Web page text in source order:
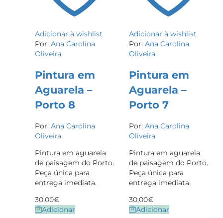
Adicionar à wishlist
Por: Ana Carolina
Oliveira
Pintura em
Aguarela –
Porto 8
Por: Ana Carolina
Oliveira
Pintura em aguarela
de paisagem do Porto.
Peça única para
entrega imediata.
30,00€
Adicionar
Adicionar à wishlist
Por: Ana Carolina
Oliveira
Pintura em
Aguarela –
Porto 7
Por: Ana Carolina
Oliveira
Pintura em aguarela
de paisagem do Porto.
Peça única para
entrega imediata.
30,00€
Adicionar